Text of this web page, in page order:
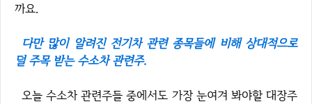
까요.
다만 많이 알려진 전기차 관련 종목들에 비해 상대적으로
덜 주목 받는 수소차 관련주.
오늘 수소차 관련주들 중에서도 가장 눈여겨 봐야할 대장주